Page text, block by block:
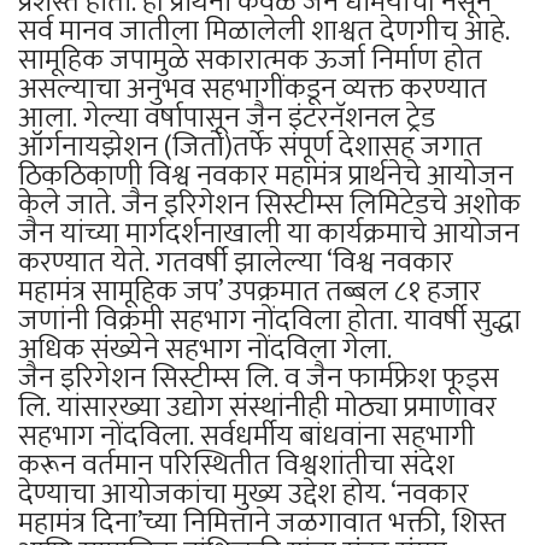
सर्व मानव जातीला मिळालेली शाश्वत देणगीच आहे.
सामूहिक जपामुळे सकारात्मक ऊर्जा निर्माण होत
असल्याचा अनुभव सहभागींकडून व्यक्त करण्यात
आला. गेल्या वर्षापासून जैन इंटरनॅशनल ट्रेड
ऑर्गनायझेशन (जितो)तर्फे संपूर्ण देशासह जगात
ठिकठिकाणी विश्व नवकार महामंत्र प्रार्थनेचे आयोजन
केले जाते. जैन इरिगेशन सिस्टीम्स लिमिटेडचे अशोक
जैन यांच्या मार्गदर्शनाखाली या कार्यक्रमाचे आयोजन
करण्यात येते. गतवर्षी झालेल्या ‘विश्व नवकार
महामंत्र सामूहिक जप’ उपक्रमात तब्बल ८१ हजार
जणांनी विक्रमी सहभाग नोंदविला होता. यावर्षी सुद्धा
अधिक संख्येने सहभाग नोंदविला गेला.
जैन इरिगेशन सिस्टीम्स लि. व जैन फार्मफ्रेश फूड्स
लि. यांसारख्या उद्योग संस्थांनीही मोठ्या प्रमाणावर
सहभाग नोंदविला. सर्वधर्मीय बांधवांना सहभागी
करून वर्तमान परिस्थितीत विश्वशांतीचा संदेश
देण्याचा आयोजकांचा मुख्य उद्देश होय. ‘नवकार
महामंत्र दिना’च्या निमित्ताने जळगावात भक्ती, शिस्त